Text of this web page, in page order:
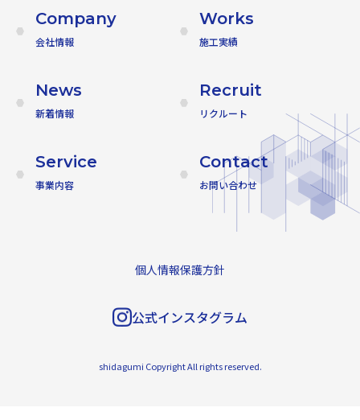
Company
会社情報
Works
施工実績
News
新着情報
Recruit
リクルート
Service
事業内容
Contact
お問い合わせ
公式インスタグラム
個人情報保護方針
shidagumi Copyright All rights reserved.